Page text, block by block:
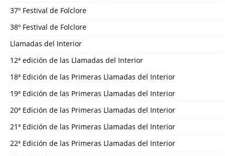
37º Festival de Folclore
38º Festival de Folclore
Llamadas del Interior
12ª edición de las Llamadas del Interior
18ª Edición de las Primeras Llamadas del Interior
19ª Edición de las Primeras Llamadas del Interior
20ª Edición de las Primeras Llamadas del Interior
21ª Edición de las Primeras Llamadas del Interior
22ª Edición de las Primeras Llamadas del Interior